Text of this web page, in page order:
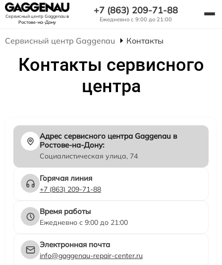
Сервисный центр Gaggenauв
Ростове-на-Дону
+7 (863) 209-71-88
Ежедневно с 9:00 до 21:00
Сервисный центр Gaggenau Контакты
Контакты сервисного
центра
Адрес сервисного центра Gaggenau в
Ростове-на-Дону:
Социалистическая улица, 74
Горячая линия
+7 (863) 209-71-88
Время работы
Ежедневно с 9:00 до 21:00
Электронная почта
info@gaggenau-repair-center.ru